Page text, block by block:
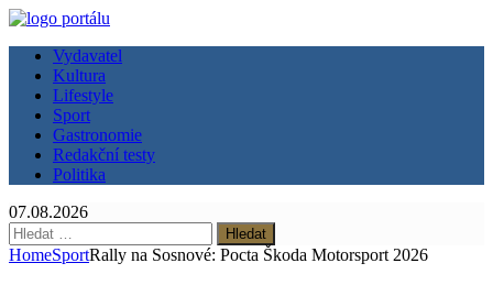
Vydavatel
Kultura
Lifestyle
Sport
Gastronomie
Redakční testy
Politika
07.08.2026
Vyhledávání
HomeSportRally na Sosnové: Pocta Škoda Motorsport 2026